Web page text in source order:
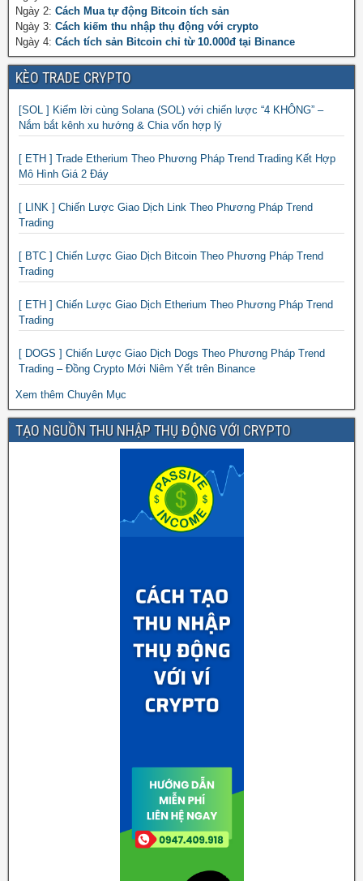
Ngày 2: Cách Mua tự động Bitcoin tích sản
Ngày 3: Cách kiếm thu nhập thụ động với crypto
Ngày 4: Cách tích sản Bitcoin chỉ từ 10.000đ tại Binance
KÈO TRADE CRYPTO
[SOL ] Kiếm lời cùng Solana (SOL) với chiến lược “4 KHÔNG” –
Nắm bắt kênh xu hướng & Chia vốn hợp lý
[ ETH ] Trade Etherium Theo Phương Pháp Trend Trading Kết Hợp
Mô Hình Giá 2 Đáy
[ LINK ] Chiến Lược Giao Dịch Link Theo Phương Pháp Trend
Trading
[ BTC ] Chiến Lược Giao Dịch Bitcoin Theo Phương Pháp Trend
Trading
[ ETH ] Chiến Lược Giao Dịch Etherium Theo Phương Pháp Trend
Trading
[ DOGS ] Chiến Lược Giao Dịch Dogs Theo Phương Pháp Trend
Trading – Đồng Crypto Mới Niêm Yết trên Binance
Xem thêm Chuyên Mục
TẠO NGUỒN THU NHẬP THỤ ĐỘNG VỚI CRYPTO